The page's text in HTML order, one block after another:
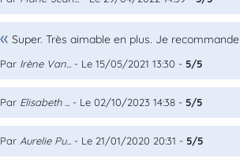
Super. Très aimable en plus. Je recommande
Par Irène Van... - Le 15/05/2021 13:30 - 5/5
Par Elisabeth ... - Le 02/10/2023 14:38 - 5/5
Par Aurelie Pu... - Le 21/01/2020 20:31 - 5/5